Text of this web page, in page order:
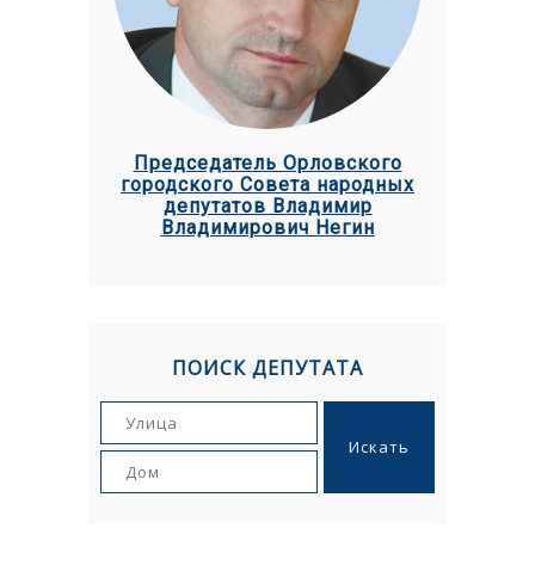
Председатель Орловского
городского Совета народных
депутатов Владимир
Владимирович Негин
ПОИСК ДЕПУТАТА